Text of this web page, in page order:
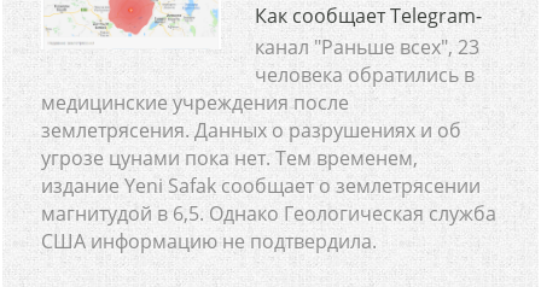
Как сообщает Telegram-
канал "Раньше всех", 23
человека обратились в
медицинские учреждения после
землетрясения. Данных о разрушениях и об
угрозе цунами пока нет. Тем временем,
издание Yeni Safak сообщает о землетрясении
магнитудой в 6,5. Однако Геологическая служба
США информацию не подтвердила.